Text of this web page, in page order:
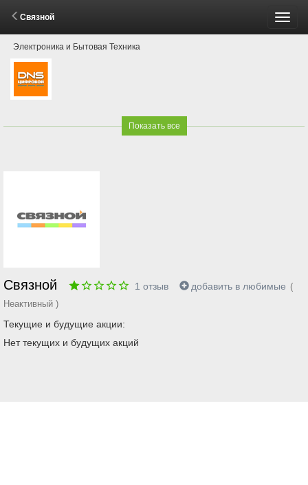
Связной
Электроника и Бытовая Техника
Показать все
Связной 1 отзыв добавить в любимые (
Неактивный )
Текущие и будущие акции:
Нет текущих и будущих акций